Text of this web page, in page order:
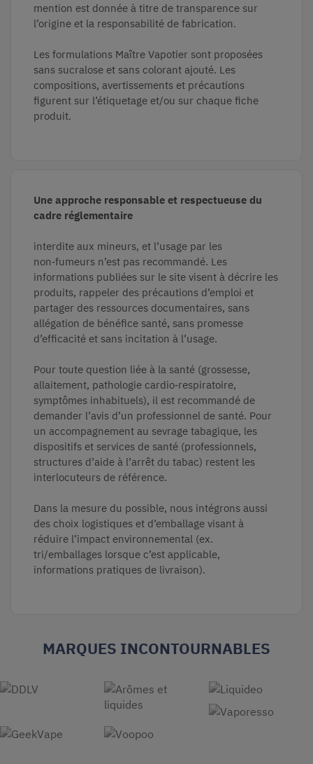
mention est donnée à titre de transparence sur
l’origine et la responsabilité de fabrication.
Les formulations Maître Vapotier sont proposées
sans sucralose et sans colorant ajouté. Les
compositions, avertissements et précautions
figurent sur l’étiquetage et/ou sur chaque fiche
produit.
Une approche responsable et respectueuse du
cadre réglementaire
interdite aux mineurs, et l’usage par les
non‑fumeurs n’est pas recommandé. Les
informations publiées sur le site visent à décrire les
produits, rappeler des précautions d’emploi et
partager des ressources documentaires, sans
allégation de bénéfice santé, sans promesse
d’efficacité et sans incitation à l’usage.
Pour toute question liée à la santé (grossesse,
allaitement, pathologie cardio‑respiratoire,
symptômes inhabituels), il est recommandé de
demander l’avis d’un professionnel de santé. Pour
un accompagnement au sevrage tabagique, les
dispositifs et services de santé (professionnels,
structures d’aide à l’arrêt du tabac) restent les
interlocuteurs de référence.
Dans la mesure du possible, nous intégrons aussi
des choix logistiques et d’emballage visant à
réduire l’impact environnemental (ex.
tri/emballages lorsque c’est applicable,
informations pratiques de livraison).
MARQUES INCONTOURNABLES